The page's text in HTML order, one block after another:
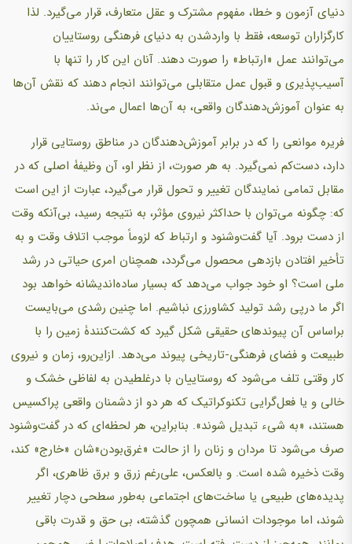
دنیای آزمون و خطا، مفهوم مشترک و عقل متعارف، قرار می‌گیرد. لذا
کارگزاران توسعه، فقط با واردشدن به دنیای فرهنگی روستاییان
می‌توانند عمل «ارتباط» را صورت دهند. آنان این کار را تنها با
آسیب‌پذیری و قبول عمل متقابلی می‌توانند انجام دهند که نقش آن‌ها
به عنوان آموزش‌دهندگان واقعی، به آن‌ها اعمال می‌ند.
فریره موانعی را که در برابر آموزش‌دهندگان در مناطق روستایی قرار
دارد، دست‌کم نمی‌گیرد. به هر صورت، از نظر او، آن وظیفۀ اصلی که در
مقابل تمامی نمایندگان تغییر و تحول قرار می‌گیرد، عبارت از این است
که: چگونه می‌توان با حداکثر نیروی مؤثر، به نتیجه رسید، بی‌آنکه وقت
از دست برود. آیا گفت‌وشنود و ارتباط که لزوماً موجب اتلاف وقت و به
تأخیر افتادن بازدهی محصول می‌گردد، همچنان امری حیاتی در رشد
ملی است؟ او خود جواب می‌دهد که بسیار ساده‌اندیشانه خواهد بود
اگر ما درپی رشد تولید کشاورزی نباشیم. اما چنین رشدی می‌بایست
براساس آن پیوندهای حقیقی شکل گیرد که کشت‌کنندۀ زمین را با
طبیعت و فضای فرهنگی-تاریخی پیوند می‌دهد. ازاین‌رو، زمان و نیروی
کار وقتی تلف می‌شود که روستاییان با درغلطیدن به لفاظی خشک و
خالی و یا فعل‌گرایی تکنوکراتیک که هر دو از دشمنان واقعی پراکسیس
هستند، «به شیء تبدیل شوند». بنابراین، هر لحظه‌ای که در گفت‌وشنود
صرف می‌شود تا مردان و زنان را از حالت «غرق‌بودن»شان «خارج» کند،
وقت ذخیره شده است. و بالعکس، علی‌رغم زرق و برق ظاهری، اگر
پدیده‌های طبیعی یا ساخت‌های اجتماعی به‌طور سطحی دچار تغییر
شوند، اما موجودات انسانی همچون گذشته، بی حق و قدرت باقی